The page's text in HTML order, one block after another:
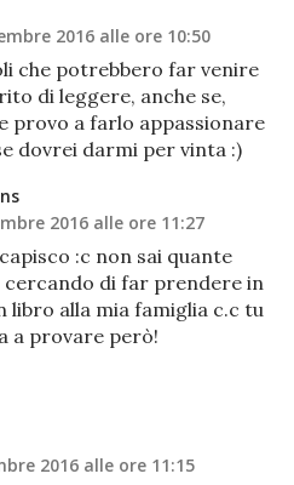
2016 alle ore 10:50
che potrebbero far venire
di leggere, anche se,
provo a farlo appassionare
dovrei darmi per vinta :)
2016 alle ore 11:27
:c non sai quante
cercando di far prendere in
libro alla mia famiglia c.c tu
a provare però!
2016 alle ore 11:15